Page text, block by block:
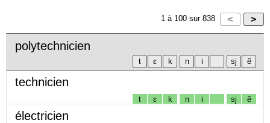
1 à 100 sur 838
polytechnicien
technicien
t ɛ k n i sj ẽ
électricien